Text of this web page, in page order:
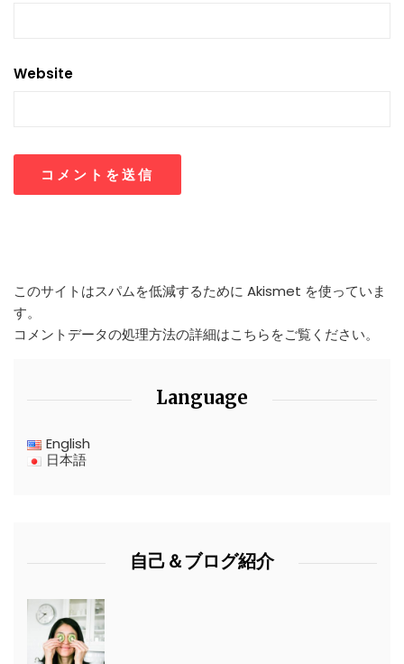
Website
このサイトはスパムを低減するために Akismet を使っていま
す。
コメントデータの処理方法の詳細はこちらをご覧ください。
Language
English
日本語
自己＆ブログ紹介